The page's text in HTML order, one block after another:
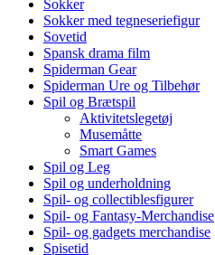
Sokker
Sokker med tegneseriefigur
Sovetid
Spansk drama film
Spiderman Gear
Spiderman Ure og Tilbehør
Spil og Brætspil
Aktivitetslegetøj
Musemåtte
Smart Games
Spil og Leg
Spil og underholdning
Spil- og collectiblesfigurer
Spil- og Fantasy-Merchandise
Spil- og gadgets merchandise
Spisetid